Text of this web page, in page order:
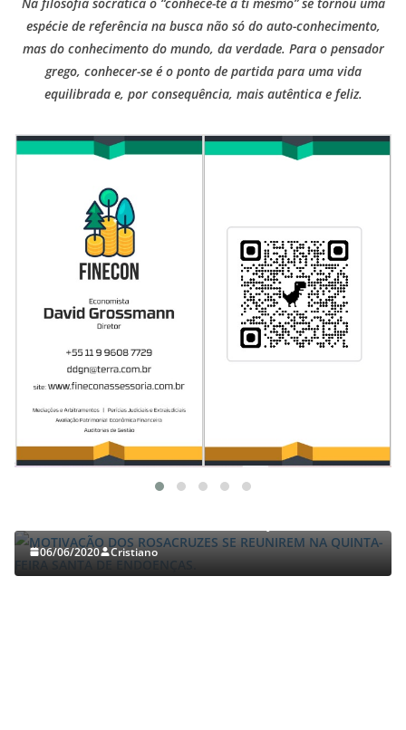
espécie de referência na busca não só do auto-conhecimento,
mas do conhecimento do mundo, da verdade. Para o pensador
grego, conhecer-se é o ponto de partida para uma vida
equilibrada e, por consequência, mais autêntica e feliz.
06/06/2020 Cristiano